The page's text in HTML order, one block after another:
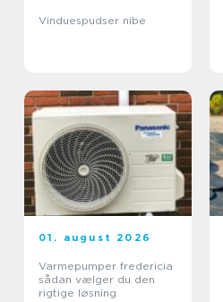
Vinduespudser nibe
01. august 2026
Varmepumper fredericia
sådan vælger du den
rigtige løsning